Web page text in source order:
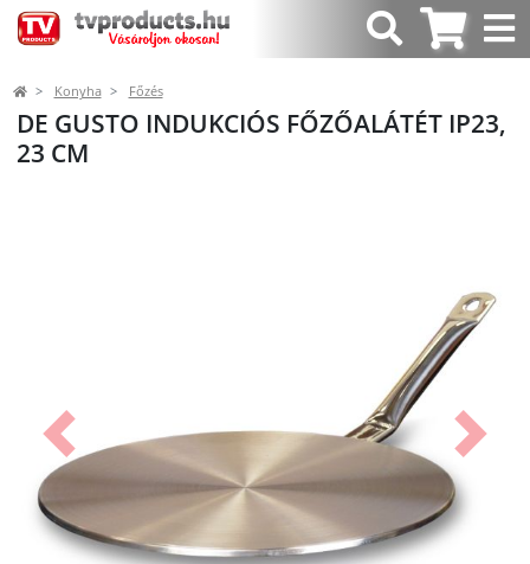
Konyha Főzés
DE GUSTO INDUKCIÓS FŐZŐALÁTÉT IP23,
23 CM
Előző